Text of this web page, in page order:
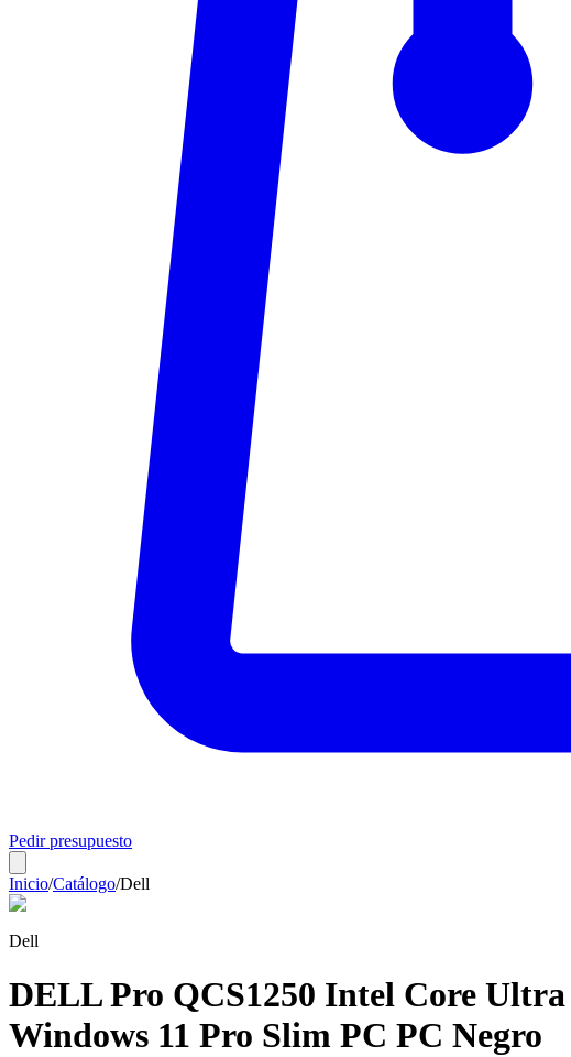
Pedir presupuesto
Inicio/Catálogo/Dell
Dell
DELL Pro QCS1250 Intel Core
Windows 11 Pro Slim PC PC Negro